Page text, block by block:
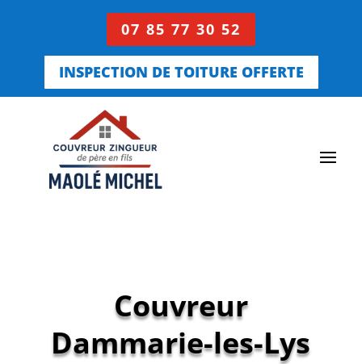
07 85 77 30 52
INSPECTION DE TOITURE OFFERTE
Couvreur
Dammarie-les-Lys